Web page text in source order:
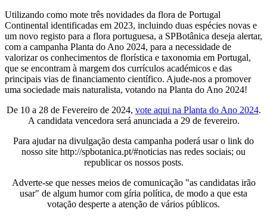
Utilizando como mote três novidades da flora de Portugal
Continental identificadas em 2023, incluindo duas espécies novas e
um novo registo para a flora portuguesa, a SPBotânica deseja alertar,
com a campanha Planta do Ano 2024, para a necessidade de
valorizar os conhecimentos de florística e taxonomia em Portugal,
que se encontram à margem dos currículos académicos e das
principais vias de financiamento científico. Ajude-nos a promover
uma sociedade mais naturalista, votando na Planta do Ano 2024!
De 10 a 28 de Fevereiro de 2024, vote aqui na Planta do Ano 2024.
A candidata vencedora será anunciada a 29 de fevereiro.
Para ajudar na divulgação desta campanha poderá usar o link do
nosso site http://spbotanica.pt/#noticias nas redes sociais; ou
republicar os nossos posts.
Adverte-se que nesses meios de comunicação "as candidatas irão
usar" de algum humor com gíria política, de modo a que esta
votação desperte a atenção de vários públicos.